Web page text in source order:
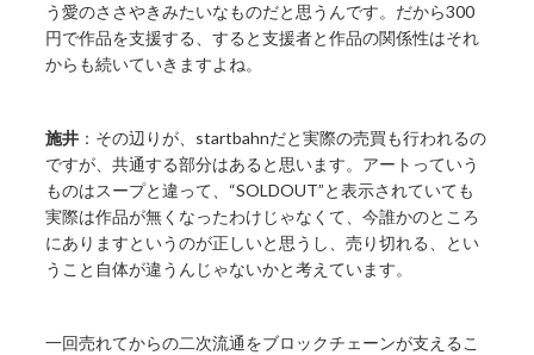
う愛のささやきみたいなものだと思うんです。だから300
円で作品を支援する、すると支援者と作品の関係性はそれ
からも続いていきますよね。
施井 ：その辺りが、startbahnだと実際の売買も行われるの
ですが、共通する部分はあると思います。アートっていう
ものはスープと違って、“SOLDOUT”と表示されていても
実際は作品が無くなったわけじゃなくて、今誰かのところ
にありますというのが正しいと思うし、売り切れる、とい
うこと自体が違うんじゃないかと考えています。
一回売れてからの二次流通をブロックチェーンが支えるこ